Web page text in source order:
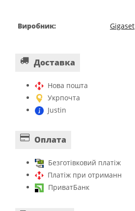
Виробник: Gigaset
Доставка
Нова пошта
Укрпочта
Justin
Оплата
Безготівковий платіж
Платіж при отриманн
ПриватБанк